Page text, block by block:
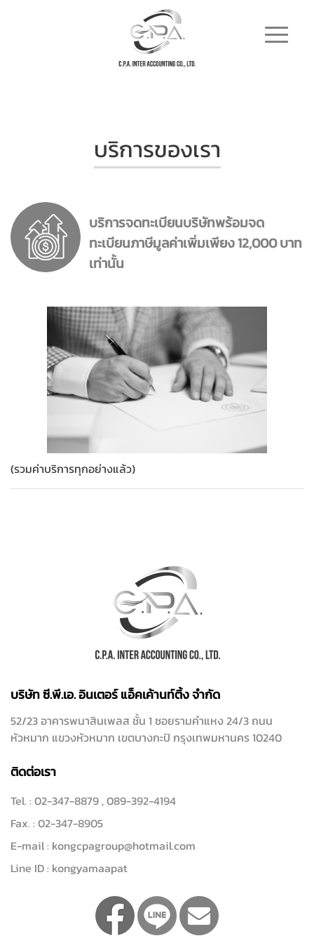
บริการของเรา
บริการจดทะเบียนบริษัทพร้อมจด
ทะเบียนภาษีมูลค่าเพิ่มเพียง 12,000 บาท
เท่านั้น
(รวมค่าบริการทุกอย่างแล้ว)
บริษัท ซี.พี.เอ. อินเตอร์ แอ็คเค้านท์ติ้ง จำกัด
52/23 อาคารพนาสินเพลส ชั้น 1 ซอยรามคำแหง 24/3 ถนน
หัวหมาก แขวงหัวหมาก เขตบางกะปิ กรุงเทพมหานคร 10240
ติดต่อเรา
Tel. : 02-347-8879 ,089-392-4194
Fax. : 02-347-8905
E-mail : kongcpagroup@hotmail.com
Line ID : kongyamaapat